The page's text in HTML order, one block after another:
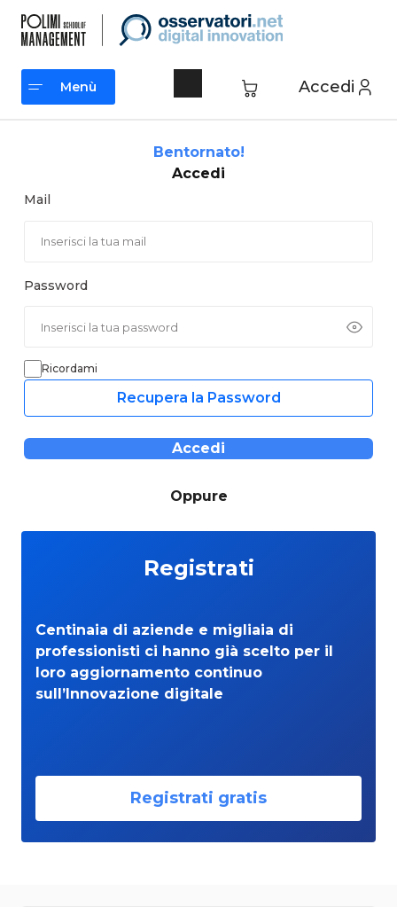
contenuto
Accedi
Menù
Bentornato!
Accedi
Mail
Password
Ricordami
Recupera la Password
Accedi
Oppure
Registrati
Centinaia di aziende e migliaia di
professionisti ci hanno già scelto per il
loro aggiornamento continuo
sull’Innovazione digitale
Registrati gratis